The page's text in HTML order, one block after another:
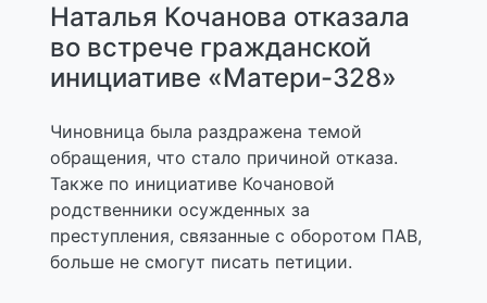
Наталья Кочанова отказала
во встрече гражданской
инициативе «Матери-328»
Чиновница была раздражена темой
обращения, что стало причиной отказа.
Также по инициативе Кочановой
родственники осужденных за
преступления, связанные с оборотом ПАВ,
больше не смогут писать петиции.